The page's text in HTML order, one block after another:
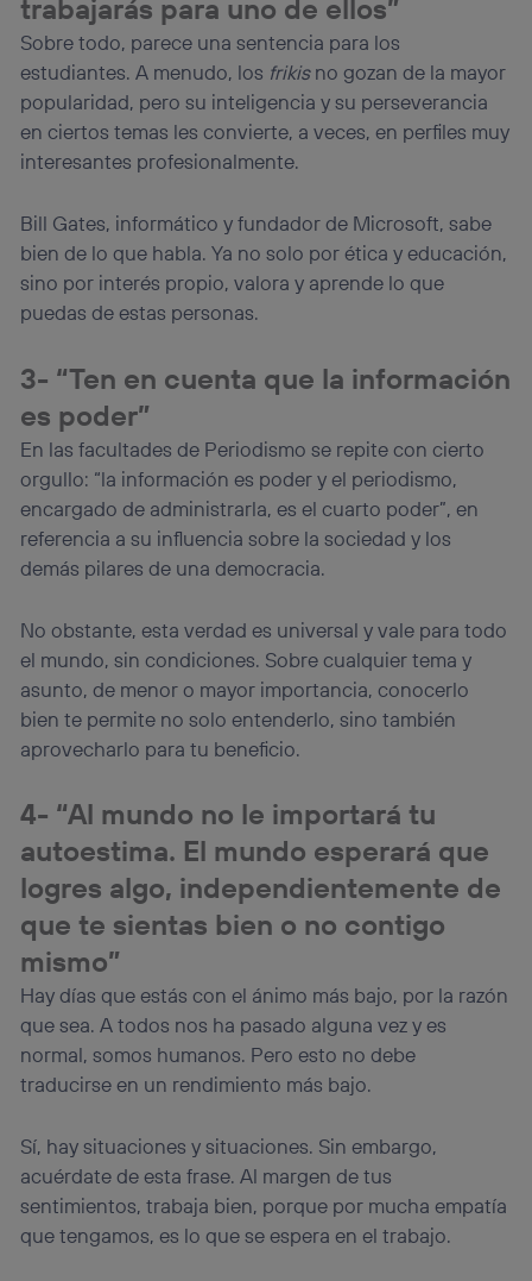
trabajarás para uno de ellos”
Sobre todo, parece una sentencia para los
estudiantes. A menudo, los frikisno gozan de la mayor
popularidad, pero su inteligencia y su perseverancia
en ciertos temas les convierte, a veces, en perfiles muy
interesantes profesionalmente.
Bill Gates, informático y fundador de Microsoft, sabe
bien de lo que habla. Ya no solo por ética y educación,
sino por interés propio, valora y aprende lo que
puedas de estas personas.
3- “Ten en cuenta que la información
es poder”
En las facultades de Periodismo se repite con cierto
orgullo: “la información es poder y el periodismo,
encargado de administrarla, es el cuarto poder”, en
referencia a su influencia sobre la sociedad y los
demás pilares de una democracia.
No obstante, esta verdad es universal y vale para todo
el mundo, sin condiciones. Sobre cualquier tema y
asunto, de menor o mayor importancia, conocerlo
bien te permite no solo entenderlo, sino también
aprovecharlo para tu beneficio.
4- “Al mundo no le importará tu
autoestima. El mundo esperará que
logres algo, independientemente de
que te sientas bien o no contigo
mismo”
Hay días que estás con el ánimo más bajo, por la razón
que sea. A todos nos ha pasado alguna vez y es
normal, somos humanos. Pero esto no debe
traducirse en un rendimiento más bajo.
Sí, hay situaciones y situaciones. Sin embargo,
acuérdate de esta frase. Al margen de tus
sentimientos, trabaja bien, porque por mucha empatía
que tengamos, es lo que se espera en el trabajo.
Si utilizasdatos móviles , el marketing será más
personalizado, ya que se basará únicamente en la
navegación del usuario del móvil.
Puedes gestionar los consentimientos Utiq seleccionando
“Administrar Utiq” en la parte inferior de esta página web o
visitando el portal de privacidad de Utiq
(“consenthub”). Para más información, consulta